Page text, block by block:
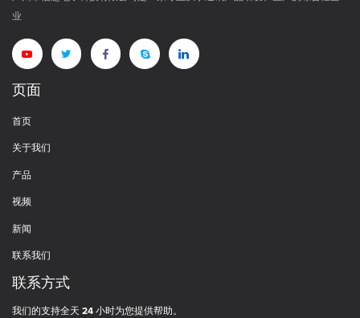
业
页面
首页
关于我们
产品
视频
新闻
联系我们
联系方式
我们的支持全天 24 小时为您提供帮助。